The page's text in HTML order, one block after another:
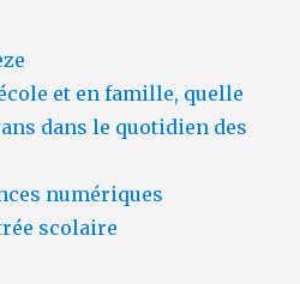
et en famille, quelle
dans le quotidien des
numériques
scolaire